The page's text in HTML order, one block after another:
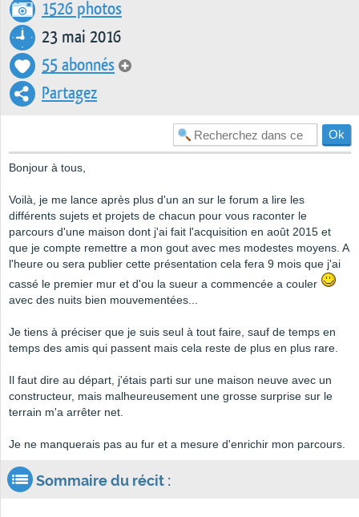
1526 photos
23 mai 2016
55 abonnés
Partagez
Bonjour à tous,
Voilà, je me lance après plus d'un an sur le forum a lire les
différents sujets et projets de chacun pour vous raconter le
parcours d'une maison dont j'ai fait l'acquisition en août 2015 et
que je compte remettre a mon gout avec mes modestes moyens. A
l'heure ou sera publier cette présentation cela fera 9 mois que j'ai
cassé le premier mur et d'ou la sueur a commencée a couler
avec des nuits bien mouvementées...
Je tiens à préciser que je suis seul à tout faire, sauf de temps en
temps des amis qui passent mais cela reste de plus en plus rare.
Il faut dire au départ, j'étais parti sur une maison neuve avec un
constructeur, mais malheureusement une grosse surprise sur le
terrain m'a arrêter net.
Je ne manquerais pas au fur et a mesure d'enrichir mon parcours.
Sommaire du récit :